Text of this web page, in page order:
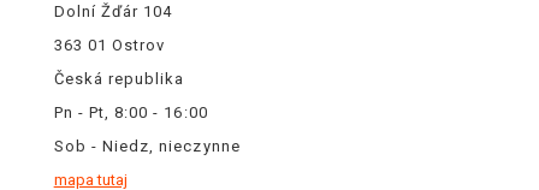
Dolní Žďár 104
363 01 Ostrov
Česká republika
Pn - Pt, 8:00 - 16:00
Sob - Niedz, nieczynne
mapa tutaj